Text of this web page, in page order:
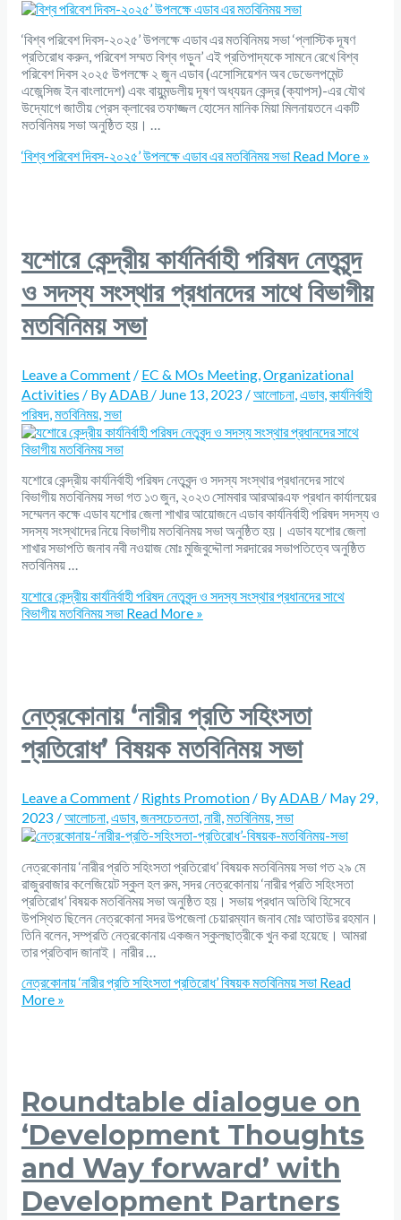
‘বিশ্ব পরিবেশ দিবস-২০২৫’ উপলক্ষে এডাব এর মতবিনিময় সভা ‘প্লাস্টিক দূষণ
প্রতিরোধ করুন, পরিবেশ সম্মত বিশ্ব গড়ুন’ এই প্রতিপাদ্যকে সামনে রেখে বিশ্ব
পরিবেশ দিবস ২০২৫ উপলক্ষে ২ জুন এডাব (এসোসিয়েশন অব ডেভেলপমেন্ট
এজেন্সিজ ইন বাংলাদেশ) এবং বায়ুমন্ডলীয় দূষণ অধ্যয়ন কেন্দ্র (ক্যাপস)-এর যৌথ
উদ্যোগে জাতীয় প্রেস ক্লাবের তফাজ্জল হোসেন মানিক মিয়া মিলনায়তনে একটি
মতবিনিময় সভা অনুষ্ঠিত হয়। …
‘বিশ্ব পরিবেশ দিবস-২০২৫’ উপলক্ষে এডাব এর মতবিনিময় সভাRead More »
যশোরে কেন্দ্রীয় কার্যনির্বাহী পরিষদ নেতৃবৃন্দ
ও সদস্য সংস্থার প্রধানদের সাথে বিভাগীয়
মতবিনিময় সভা
Leave a Comment / EC & MOs Meeting, Organizational
Activities / By ADAB / June 13, 2023 /আলোচনা, এডাব, কার্যনির্বাহী
পরিষদ, মতবিনিময়, সভা
যশোরে কেন্দ্রীয় কার্যনির্বাহী পরিষদ নেতৃবৃন্দ ও সদস্য সংস্থার প্রধানদের সাথে
বিভাগীয় মতবিনিময় সভা গত ১৩ জুন, ২০২৩ সোমবার আরআরএফ প্রধান কার্যালয়ের
সম্মেলন কক্ষে এডাব যশোর জেলা শাখার আয়োজনে এডাব কার্যনির্বাহী পরিষদ সদস্য ও
সদস্য সংস্থাদের নিয়ে বিভাগীয় মতবিনিময় সভা অনুষ্ঠিত হয়। এডাব যশোর জেলা
শাখার সভাপতি জনাব নবী নওয়াজ মোঃ মুজিবুদ্দৌলা সরদারের সভাপতিত্বে অনুষ্ঠিত
মতবিনিময় …
যশোরে কেন্দ্রীয় কার্যনির্বাহী পরিষদ নেতৃবৃন্দ ও সদস্য সংস্থার প্রধানদের সাথে
বিভাগীয় মতবিনিময় সভাRead More »
নেত্রকোনায় ‘নারীর প্রতি সহিংসতা
প্রতিরোধ’ বিষয়ক মতবিনিময় সভা
Leave a Comment/ Rights Promotion/ ByADAB / May 29,
2023 /আলোচনা,এডাব,জনসচেতনতা,নারী,মতবিনিময়,সভা
নেত্রকোনায় ‘নারীর প্রতি সহিংসতা প্রতিরোধ’ বিষয়ক মতবিনিময় সভা গত ২৯ মে
রাজুরবাজার কলেজিয়েট স্কুল হল রুম, সদর নেত্রকোনায় ‘নারীর প্রতি সহিংসতা
প্রতিরোধ’ বিষয়ক মতবিনিময় সভা অনুষ্ঠিত হয়। সভায় প্রধান অতিথি হিসেবে
উপস্থিত ছিলেন নেত্রকোনা সদর উপজেলা চেয়ারম্যান জনাব মোঃ আতাউর রহমান।
তিনি বলেন, সম্প্রতি নেত্রকোনায় একজন স্কুলছাত্রীকে খুন করা হয়েছে। আমরা
তার প্রতিবাদ জানাই। নারীর …
নেত্রকোনায় ‘নারীর প্রতি সহিংসতা প্রতিরোধ’ বিষয়ক মতবিনিময় সভাRead
More »
Roundtable dialogue on
‘Development Thoughts
and Way forward’ with
Development Partners